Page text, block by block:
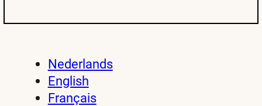
Nederlands
English
Français